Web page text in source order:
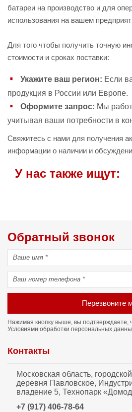
батареи на производство и для
использования на вашем
Для того чтобы получить точную
стоимости и сроках поставки:
Укажите ваш регион: Если
продукция в России или Европе.
Оформите запрос: Мы
учитывая ваши потребности в
Свяжитесь с нами для получения
информации о наличии и
У нас также ищут:
Обратный звонок
Перезвоните
Нажимая кнопку выше, вы подтверждаете,
Условиями обработки персональных
Контакты
Московская область,
деревня Павловское,
владение 5, Технопарк
+7 (917) 406-78-64